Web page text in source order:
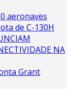
aeronaves
de C-130H
NA
Grant